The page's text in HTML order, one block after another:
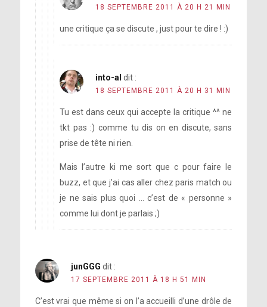
18 SEPTEMBRE 2011 À 20 H 21 MIN
une critique ça se discute , just pour te dire ! :)
into-al dit :
18 SEPTEMBRE 2011 À 20 H 31 MIN
Tu est dans ceux qui accepte la critique ^^ ne
tkt pas :) comme tu dis on en discute, sans
prise de tête ni rien.
Mais l’autre ki me sort que c pour faire le
buzz, et que j’ai cas aller chez paris match ou
je ne sais plus quoi … c’est de « personne »
comme lui dont je parlais ;)
junGGG dit :
17 SEPTEMBRE 2011 À 18 H 51 MIN
C’est vrai que même si on l’a accueilli d’une drôle de